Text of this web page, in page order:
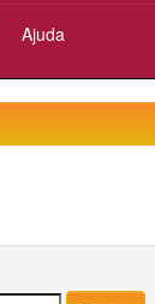
Ajuda